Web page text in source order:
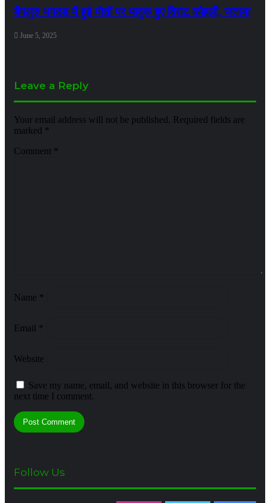
बेंगलुरु भगदड़ में हुई मौतों पर भावुक हुए विराट कोहली, जताया
June 5, 2025
Leave a Reply
Your email address will not be published. Required fields are
marked *
Comment *
Name *
Email *
Website
Save my name, email, and website in this browser for the
next time I comment.
Follow Us